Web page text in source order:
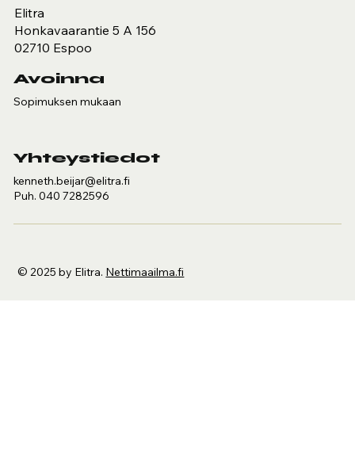
Elitra
Honkavaarantie 5 A 156
02710 Espoo
Avoinna
Sopimuksen mukaan
Yhteystiedot
kenneth.beijar@elitra.fi
Puh. 040 7282596
© 2025 by Elitra. Nettimaailma.fi